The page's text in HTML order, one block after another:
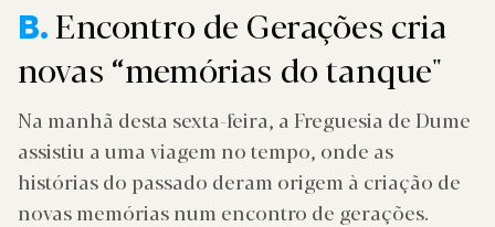
B.Encontro de Gerações cria
novas “memórias do tanque"
Na manhã desta sexta-feira, a Freguesia de Dume
assistiu a uma viagem no tempo, onde as
histórias do passado deram origem à criação de
novas memórias num encontro de gerações.